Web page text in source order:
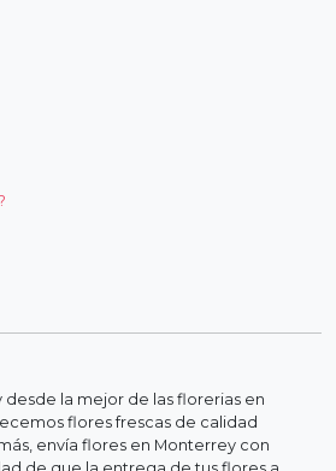
desde la mejor de las florerias en
flores frescas de calidad
envía flores en Monterrey con